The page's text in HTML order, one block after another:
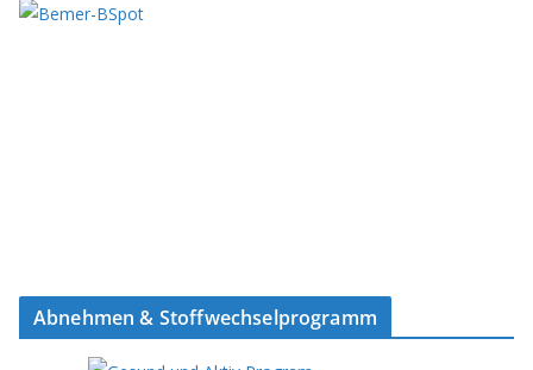
Abnehmen & Stoffwechselprogramm